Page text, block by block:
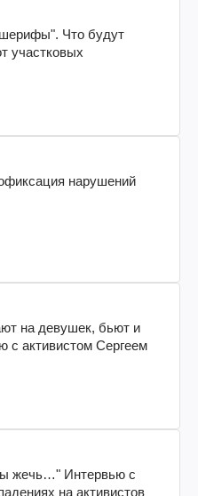
Что будут
участковых
нарушений
на девушек, бьют и
с активистом Сергеем
жечь…" Интервью с
на активистов